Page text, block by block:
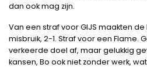
dan ook mag zijn.
Van een straf voor GIJS maakten
misbruik, 2-1. Straf voor een Flame.
verkeerde doel af, maar gelukkig
kansen, Bo ook niet zonder werk,